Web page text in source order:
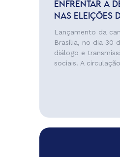
ENFRENTAR A
NAS ELEIÇÕES
Lançamento da
Brasília, no dia 30
diálogo e
sociais. A